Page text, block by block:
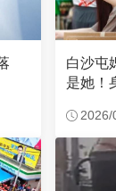
白沙屯
是她！
2026/